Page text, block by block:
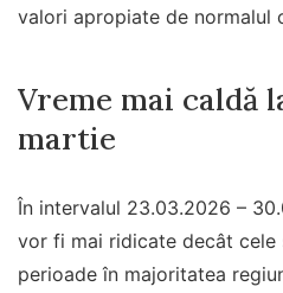
valori apropiate de normalul
Vreme mai caldă
martie
În intervalul 23.03.2026 –
vor fi mai ridicate decât cele
perioade în majoritatea